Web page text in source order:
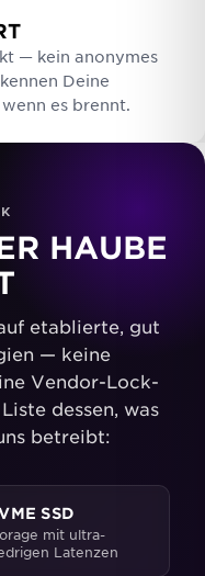
— kein anonymes
Deine
es brennt.
HAUBE
etablierte, gut
— keine
Vendor-Lock-
dessen, was
betreibt:
SSD
mit ultra-
Latenzen